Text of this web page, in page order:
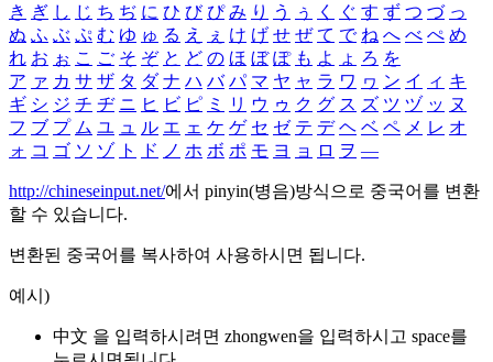
き ぎ し じ ち ぢ に ひ び ぴ み り う ぅ く ぐ す ず つ づ っ
ぬ ふ ぶ ぷ む ゆ ゅ る え ぇ け げ せ ぜ て で ね へ べ ぺ め
れ お ぉ こ ご そ ぞ と ど の ほ ぼ ぽ も よ ょ ろ を
ア ァ カ サ ザ タ ダ ナ ハ バ パ マ ヤ ャ ラ ワ ヮ ン イ ィ キ
ギ シ ジ チ ヂ ニ ヒ ビ ピ ミ リ ウ ゥ ク グ ス ズ ツ ヅ ッ ヌ
フ ブ プ ム ユ ュ ル エ ェ ケ ゲ セ ゼ テ デ ヘ ベ ペ メ レ オ
ォ コ ゴ ソ ゾ ト ド ノ ホ ボ ポ モ ヨ ョ ロ ヲ ―
http://chineseinput.net/에서 pinyin(병음)방식으로 중국어를 변환
할 수 있습니다.
변환된 중국어를 복사하여 사용하시면 됩니다.
예시)
中文 을 입력하시려면 zhongwen을 입력하시고 space를